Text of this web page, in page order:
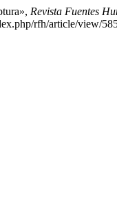
Revista Fuentes
rfh/article/view/